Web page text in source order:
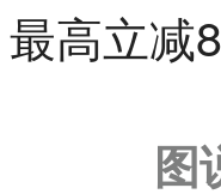
最高立减
图